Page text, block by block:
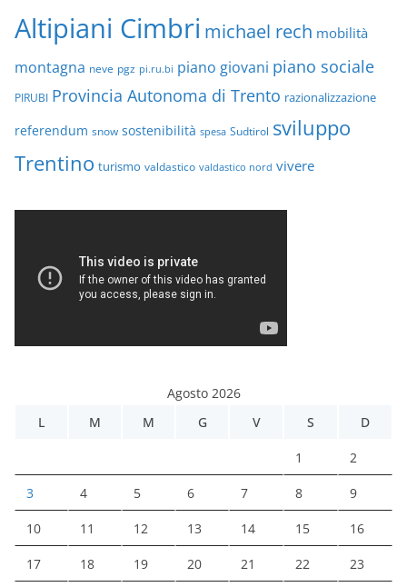
Altipiani Cimbri michael rech mobilità
montagna neve pgz pi.ru.bi piano giovani piano sociale
PIRUBI Provincia Autonoma di Trento razionalizzazione
referendum snow sostenibilità spesa Sudtirol sviluppo
Trentino turismo valdastico valdastico nord vivere
Agosto 2026
L
M M G V S D
1 2
3 4 5 6 7 8 9
10 11 12 13 14 15 16
17 18 19 20 21 22 23